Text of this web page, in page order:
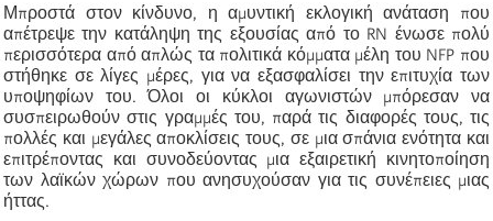
Μπροστά στον κίνδυνο, η αμυντική εκλογική ανάταση που
απέτρεψε την κατάληψη της εξουσίας από το RN ένωσε πολύ
περισσότερα από απλώς τα πολιτικά κόμματα μέλη του NFP που
στήθηκε σε λίγες μέρες, για να εξασφαλίσει την επιτυχία των
υποψηφίων του. Όλοι οι κύκλοι αγωνιστών μπόρεσαν να
συσπειρωθούν στις γραμμές του, παρά τις διαφορές τους, τις
πολλές και μεγάλες αποκλίσεις τους, σε μια σπάνια ενότητα και
επιτρέποντας και συνοδεύοντας μια εξαιρετική κινητοποίηση
των λαϊκών χώρων που ανησυχούσαν για τις συνέπειες μιας
ήττας.